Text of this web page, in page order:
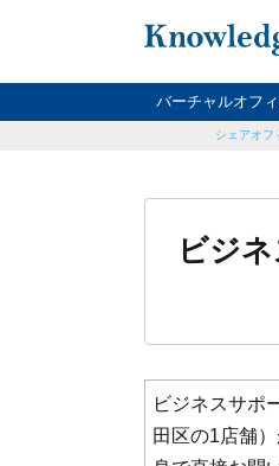
バーチャルオフ
シェアオフ
ビジ
ビジネスサポ
田区の1店舗